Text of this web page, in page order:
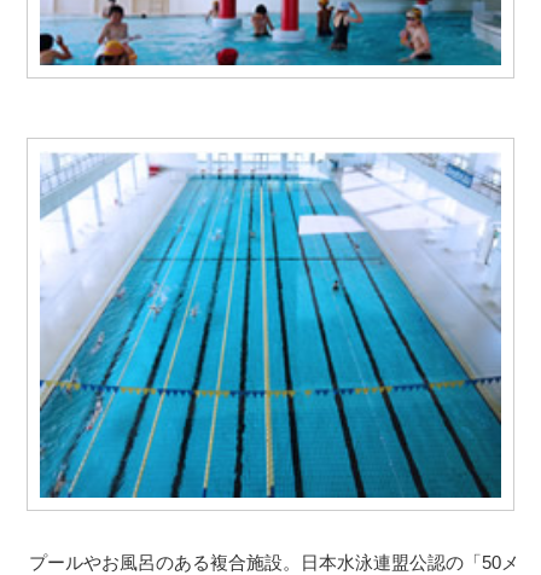
プールやお風呂のある複合施設。日本水泳連盟公認の「50メ